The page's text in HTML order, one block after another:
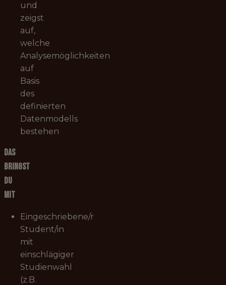
und
zeigst
auf,
welche
Analysemöglichkeiten
auf
Basis
des
definierten
Datenmodells
bestehen
Das
bringst
du
mit
Eingeschriebene/r
Student/in
mit
einschlägiger
Studienwahl
(z.B.